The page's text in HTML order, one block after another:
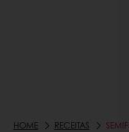
HOME RECEITAS